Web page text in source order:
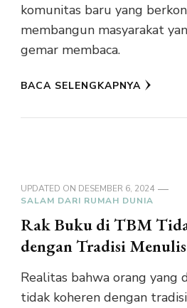
komunitas baru yang
membangun masyarakat
gemar membaca.
BACA SELENGKAPNYA
UPDATED ON DESEMBER 6, 2024
SALAM DARI RUMAH DUNIA
Rak Buku di TBM
dengan Tradisi
Realitas bahwa orang yang
tidak koheren dengan